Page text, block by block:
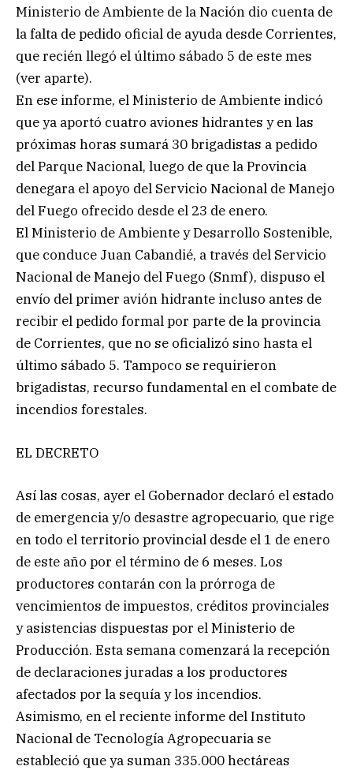
Ministerio de Ambiente de la Nación dio cuenta de
la falta de pedido oficial de ayuda desde Corrientes,
que recién llegó el último sábado 5 de este mes
(ver aparte).
En ese informe, el Ministerio de Ambiente indicó
que ya aportó cuatro aviones hidrantes y en las
próximas horas sumará 30 brigadistas a pedido
del Parque Nacional, luego de que la Provincia
denegara el apoyo del Servicio Nacional de Manejo
del Fuego ofrecido desde el 23 de enero.
El Ministerio de Ambiente y Desarrollo Sostenible,
que conduce Juan Cabandié, a través del Servicio
Nacional de Manejo del Fuego (Snmf), dispuso el
envío del primer avión hidrante incluso antes de
recibir el pedido formal por parte de la provincia
de Corrientes, que no se oficializó sino hasta el
último sábado 5. Tampoco se requirieron
brigadistas, recurso fundamental en el combate de
incendios forestales.
EL DECRETO
Así las cosas, ayer el Gobernador declaró el estado
de emergencia y/o desastre agropecuario, que rige
en todo el territorio provincial desde el 1 de enero
de este año por el término de 6 meses. Los
productores contarán con la prórroga de
vencimientos de impuestos, créditos provinciales
y asistencias dispuestas por el Ministerio de
Producción. Esta semana comenzará la recepción
de declaraciones juradas a los productores
afectados por la sequía y los incendios.
Asimismo, en el reciente informe del Instituto
Nacional de Tecnología Agropecuaria se
estableció que ya suman 335.000 hectáreas